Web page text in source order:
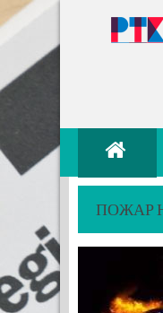
ПОЖАР